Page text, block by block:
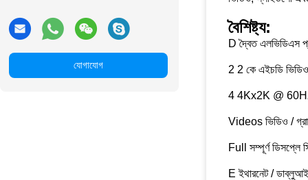
যোগাযোগ
বৈশিষ্ট্য:
D দ্বৈত এলভিডিএস
2 2 কে এইচডি
4 4Kx2K @ 60Hz
Videos ভিডিও /
Full সম্পূর্ণ ডিসপ্লে
E ইথারনেট /